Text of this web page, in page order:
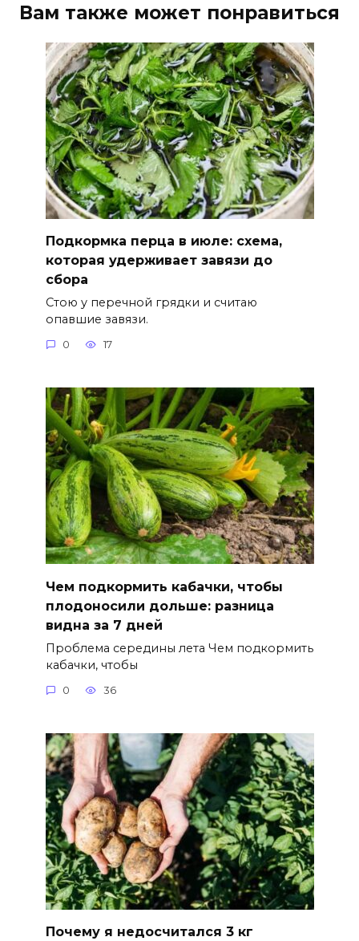
Вам также может понравиться
Подкормка перца в июле: схема,
которая удерживает завязи до
сбора
Стою у перечной грядки и считаю
опавшие завязи.
0 17
Чем подкормить кабачки, чтобы
плодоносили дольше: разница
видна за 7 дней
Проблема середины лета Чем подкормить
кабачки, чтобы
0 36
Почему я недосчитался 3 кг